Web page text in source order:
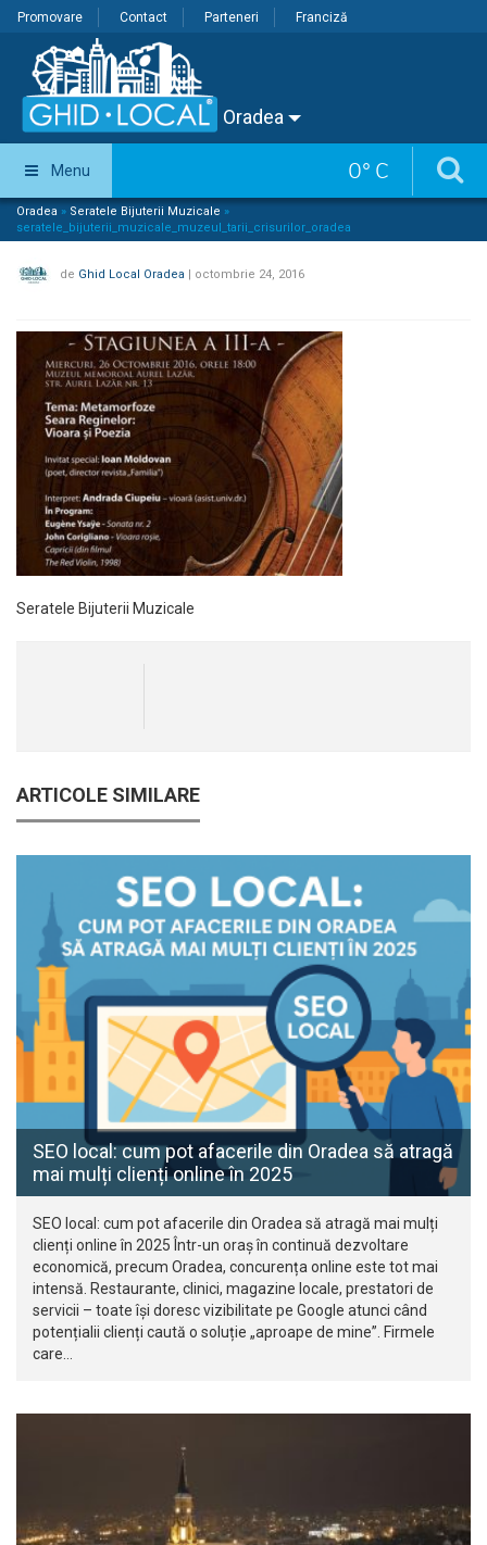
Promovare Contact Parteneri Franciză
Oradea
0° C
Menu
Oradea » Seratele Bijuterii Muzicale »
seratele_bijuterii_muzicale_muzeul_tarii_crisurilor_oradea
de Ghid Local Oradea | octombrie 24, 2016
Seratele Bijuterii Muzicale
ARTICOLE SIMILARE
SEO local: cum pot afacerile din Oradea să atragă
mai mulți clienți online în 2025
SEO local: cum pot afacerile din Oradea să atragă mai mulți
clienți online în 2025 Într-un oraș în continuă dezvoltare
economică, precum Oradea, concurența online este tot mai
intensă. Restaurante, clinici, magazine locale, prestatori de
servicii – toate își doresc vizibilitate pe Google atunci când
potențialii clienți caută o soluție „aproape de mine”. Firmele
care…